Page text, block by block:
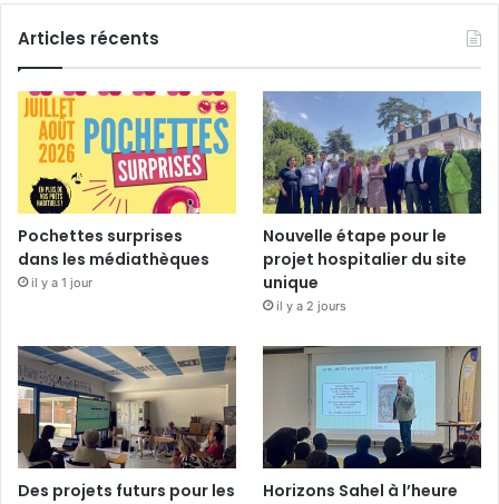
Articles récents
Pochettes surprises
dans les médiathèques
il y a 1 jour
Nouvelle étape pour le
projet hospitalier du site
unique
il y a 2 jours
Des projets futurs pour les
Horizons Sahel à l’heure